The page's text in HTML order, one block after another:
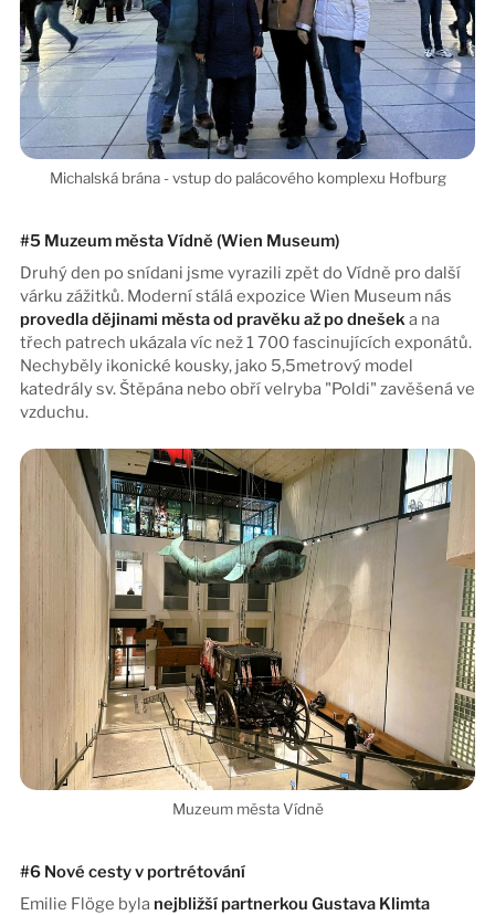
#5 Muzeum města Vídně (Wien Museum)
Druhý den po snídani jsme vyrazili zpět do Vídně pro další
várku zážitků. Moderní stálá expozice Wien Museum nás
provedla dějinami města od pravěku až po dnešeka na
třech patrech ukázala víc než 1 700 fascinujících exponátů.
Nechyběly ikonické kousky, jako 5,5metrový model
katedrály sv. Štěpána nebo obří velryba "Poldi" zavěšená ve
vzduchu.
#6 Nové cesty v portrétování
Emilie Flöge byla nejbližší partnerkou Gustava Klimta